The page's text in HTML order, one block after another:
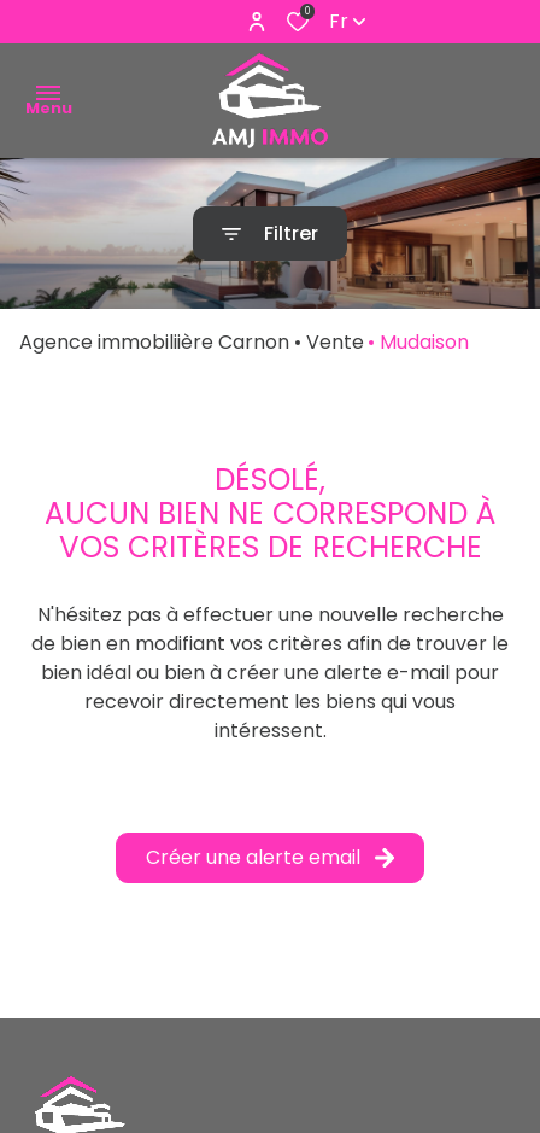
0 Fr
Menu
ACHETER
VENDRE
ESTIMER
CONTACTER
Filtrer
Agence immobiliière Carnon Vente Mudaison
DÉSOLÉ,
AUCUN BIEN NE CORRESPOND À
VOS CRITÈRES DE RECHERCHE
N'hésitez pas à effectuer une nouvelle recherche
de bien en modifiant vos critères afin de trouver le
bien idéal ou bien à créer une alerte e-mail pour
recevoir directement les biens qui vous
intéressent.
Créer une alerte email